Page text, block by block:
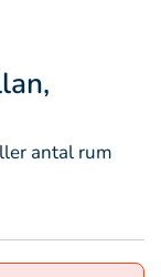
antal rum